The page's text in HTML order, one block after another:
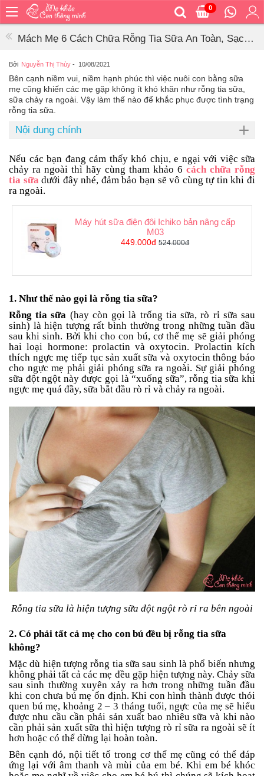
0
chủ
ăn
Bé
vệ
sinh
Bé
mặc
Bé
đi
ra
ngoài
Bé
Bé
tắm
Bé
chơi
mà
học
Dành
cho
mẹ
Dành
cho
Đồ
dùng
trong
nhà
Tin
tức
FAQ
Mách Mẹ 6 Cách Chữa Rỗng Tia Sữa An Toàn, Sạch
Bởi Nguyễn Thị Thùy - 10/08/2021
Bên cạnh niềm vui, niềm hạnh phúc thì việc nuôi con bằng sữa
mẹ cũng khiến các mẹ gặp không ít khó khăn như rỗng tia sữa,
sữa chảy ra ngoài. Vậy làm thế nào để khắc phục được tình trạng
rỗng tia sữa.
Nội dung chính
Nếu các bạn đang cảm thấy khó chịu, e ngại với việc sữa
chảy ra ngoài thì hãy cùng tham khảo 6 cách chữa rỗng
tia sữa dưới đây nhé, đảm bảo bạn sẽ vô cùng tự tin khi đi
ra ngoài.
Máy hút sữa điện đôi Ichiko bản nâng cấp
M03
449.000đ524.000đ
1. Như thế nào gọi là rỗng tia sữa?
Rỗng tia sữa (hay còn gọi là trống tia sữa, rò rỉ sữa sau
sinh) là hiện tượng rất bình thường trong những tuần đầu
sau khi sinh. Bởi khi cho con bú, cơ thể mẹ sẽ giải phóng
hai loại hormone: prolactin và oxytocin. Prolactin kích
thích ngực mẹ tiếp tục sản xuất sữa và oxytocin thông báo
cho ngực mẹ phải giải phóng sữa ra ngoài. Sự giải phóng
sữa đột ngột này được gọi là “xuống sữa”, rỗng tia sữa khi
ngực mẹ quá đầy, sữa bắt đầu rò rỉ và chảy ra ngoài.
Rỗng tia sữa là hiện tượng sữa đột ngột rò rỉ ra bên ngoài
2. Có phải tất cả mẹ cho con bú đều bị rỗng tia sữa
không?
Mặc dù hiện tượng rỗng tia sữa sau sinh là phổ biến nhưng
không phải tất cả các mẹ đều gặp hiện tượng này. Chảy sữa
sau sinh thường xuyên xảy ra hơn trong những tuần đầu
khi con chưa bú mẹ ổn định. Khi con hình thành được thói
quen bú mẹ, khoảng 2 – 3 tháng tuổi, ngực của mẹ sẽ hiểu
được nhu cầu cần phải sản xuất bao nhiêu sữa và khi nào
cần phải sản xuất sữa thì hiện tượng rò rỉ sữa ra ngoài sẽ ít
hơn hoặc có thể dừng lại hoàn toàn.
Bên cạnh đó, nội tiết tố trong cơ thể mẹ cũng có thể đáp
ứng lại với âm thanh và mùi của em bé. Khi em bé khóc